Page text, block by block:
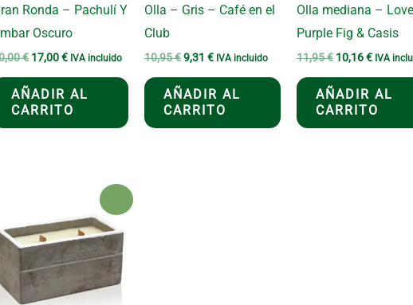
Ronda – Pachulí Y
Oscuro
€ El
original
era:
20,00 €.
17,00€El
actual
es:
17,00 €.
IVA incluido
AÑADIR AL
CARRITO
Olla – Gris – Café en el
Club
10,95€El
original
era:
10,95 €.
9,31 €El
actual
es:
9,31 €.
IVA incluido
AÑADIR AL
CARRITO
Olla mediana –
Purple Fig & Casis
11,95€ El
original
era:
11,95 €.
10,16€El
actual
es:
10,16 €.
IVA
AÑADIR AL
CARRITO
¡Oferta!